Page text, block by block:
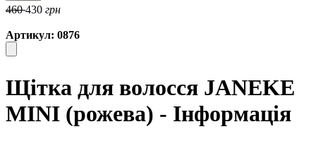
460430 грн
Артикул: 0876
Щітка для волосся JANEKE
MINI (рожева) - Інформація